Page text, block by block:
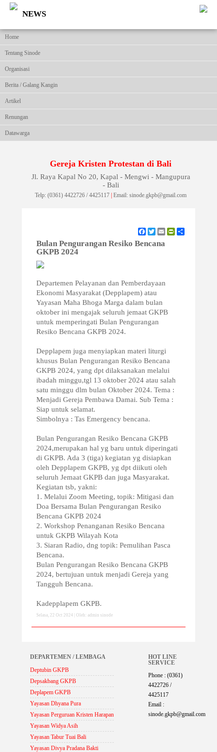
NEWS
Home
Tentang Sinode
Organisasi
Berita / Galang Kangin
Artikel
Renungan
Datawarga
Gereja Kristen Protestan di Bali
Jl. Raya Kapal No 20, Kapal - Mengwi - Mangupura
- Bali
Telp: (0361) 4422726 / 4425117 |Email: sinode.gkpb@gmail.com
Facebook
TwitterEmailPrintFriendly
Bulan Pengurangan Resiko Bencana
GKPB 2024
Departemen Pelayanan dan Pemberdayaan
Ekonomi Masyarakat (Depplapem) atau
Yayasan Maha Bhoga Marga dalam bulan
oktober ini mengajak seluruh jemaat GKPB
untuk memperingati Bulan Pengurangan
Resiko Bencana GKPB 2024.
Depplapem juga menyiapkan materi liturgi
khusus Bulan Pengurangan Resiko Bencana
GKPB 2024, yang dpt dilaksanakan melalui
ibadah minggu,tgl 13 oktober 2024 atau salah
satu minggu dlm bulan Oktober 2024. Tema :
Menjadi Gereja Pembawa Damai. Sub Tema :
Siap untuk selamat.
Simbolnya : Tas Emergency bencana.
Bulan Pengurangan Resiko Bencana GKPB
2024,merupakan hal yg baru untuk diperingati
di GKPB. Ada 3 (tiga) kegiatan yg disiapkan
oleh Depplapem GKPB, yg dpt diikuti oleh
seluruh Jemaat GKPB dan juga Masyarakat.
Kegiatan tsb, yakni:
1. Melalui Zoom Meeting, topik: Mitigasi dan
Doa Bersama Bulan Pengurangan Resiko
Bencana GKPB 2024
2. Workshop Penanganan Resiko Bencana
untuk GKPB Wilayah Kota
3. Siaran Radio, dng topik: Pemulihan Pasca
Bencana.
Bulan Pengurangan Resiko Bencana GKPB
2024, bertujuan untuk menjadi Gereja yang
Tangguh Bencana.
Kadepplapem GKPB.
Selasa, 22 Oct 2024 | Oleh: admin sinode
DEPARTEMEN / LEMBAGA
Deptubin GKPB
Depsakbang GKPB
Deplapem GKPB
Yayasan Dhyana Pura
Yayasan Perguruan Kristen Harapan
Yayasan Widya Asih
Yayasan Tabur Tuai Bali
Yayasan Divya Pradana Bakti
HOT LINE
SERVICE
Phone : (0361)
4422726 /
4425117
Email :
sinode.gkpb@gmail.com